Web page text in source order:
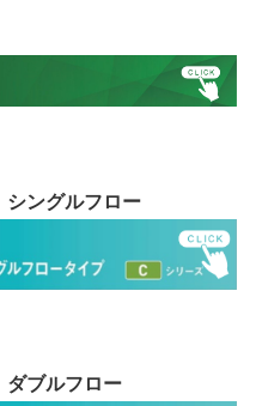
ングルフロー
ブルフロー